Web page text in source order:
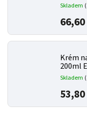
Skladem
Krém
200ml
Skladem